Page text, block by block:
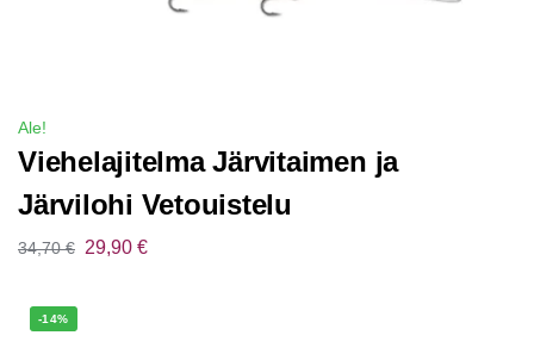
Ale!
Viehelajitelma Järvitaimen ja
Järvilohi Vetouistelu
34,70€ 29,90 €
-14%